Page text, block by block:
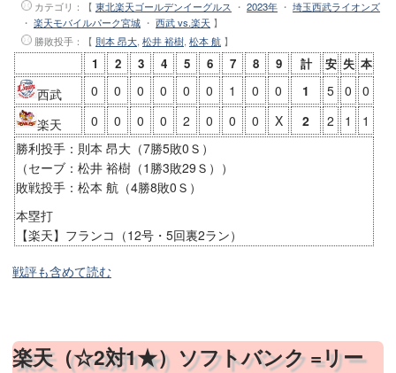
カテゴリ：【 東北楽天ゴールデンイーグルス ・ 2023年 ・ 埼玉西武ライオンズ
・ 楽天モバイルパーク宮城 ・ 西武 vs.楽天 】
勝敗投手 ：【 則本 昂大 松井 裕樹 松本 航 】
1 2 3 4 5 6 7 8 9 計 安 失 本
西武 0 0 0 0 0 0 1 0 0 1 5 0
0
楽天
0 0 0 0 2 0 0 0 X 2 2 1
1
勝利投手：則本 昂大（7勝5敗0Ｓ）
（セーブ：松井 裕樹（1勝3敗29Ｓ））
敗戦投手：松本 航（4勝8敗0Ｓ）
本塁打
【楽天】フランコ（12号・5回裏2ラン）
戦評も含めて読む
楽天（☆2対1★）ソフトバンク =リー